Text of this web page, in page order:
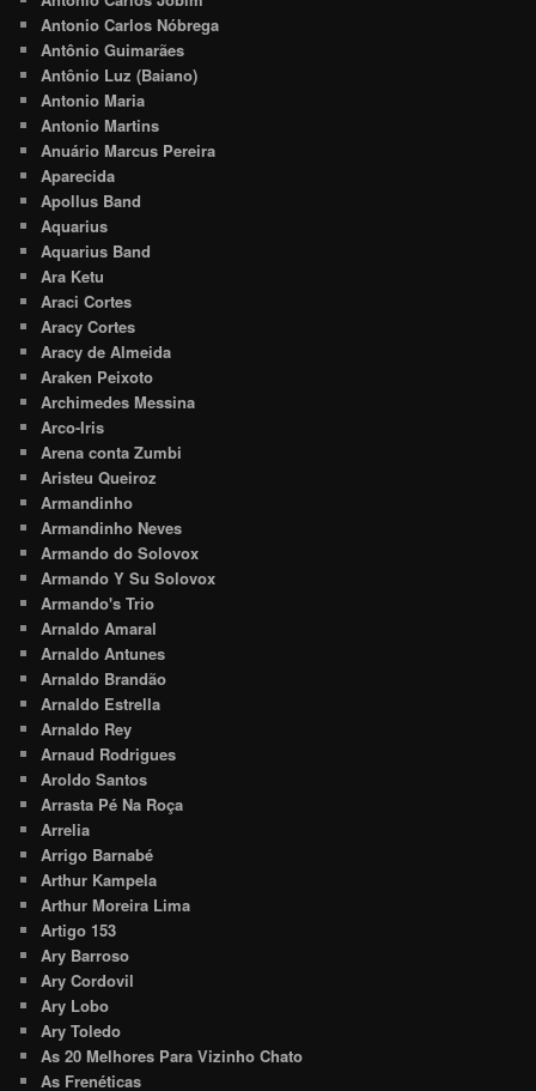
Antonio Carlos Nóbrega
Antônio Guimarães
Antônio Luz (Baiano)
Antonio Maria
Antonio Martins
Anuário Marcus Pereira
Aparecida
Apollus Band
Aquarius
Aquarius Band
Ara Ketu
Araci Cortes
Aracy Cortes
Aracy de Almeida
Araken Peixoto
Archimedes Messina
Arco-Iris
Arena conta Zumbi
Aristeu Queiroz
Armandinho
Armandinho Neves
Armando do Solovox
Armando Y Su Solovox
Armando's Trio
Arnaldo Amaral
Arnaldo Antunes
Arnaldo Brandão
Arnaldo Estrella
Arnaldo Rey
Arnaud Rodrigues
Aroldo Santos
Arrasta Pé Na Roça
Arrelia
Arrigo Barnabé
Arthur Kampela
Arthur Moreira Lima
Artigo 153
Ary Barroso
Ary Cordovil
Ary Lobo
Ary Toledo
As 20 Melhores Para Vizinho Chato
As Frenéticas